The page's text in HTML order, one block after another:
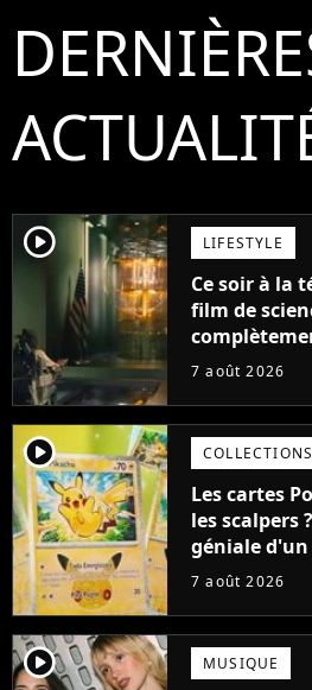
player2 LIFESTYLE
Ce soir à la
film de
aurait pu
7 août 2026
player2 COLLECTIONS
Les cartes
les scalpers
géniale
ruiner les
7 août 2026
player2 MUSIQUE